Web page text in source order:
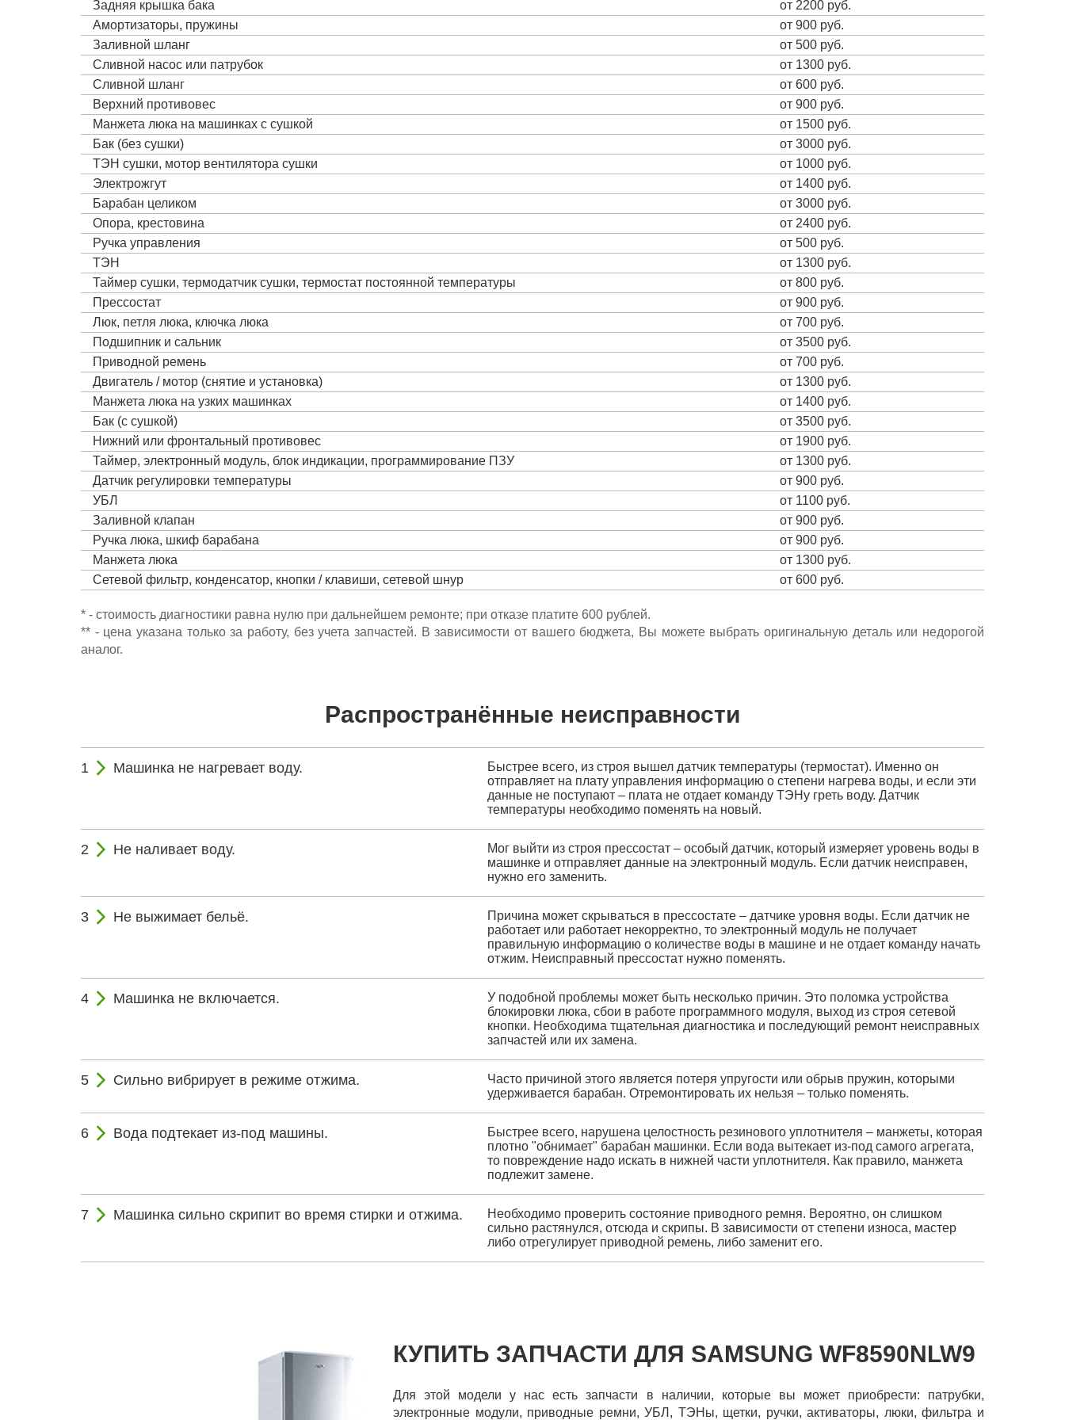
Задняя крышка бака
от 2200 руб.
Амортизаторы, пружины
от 900 руб.
Заливной шланг
от 500 руб.
Сливной насос или патрубок
от 1300 руб.
Сливной шланг
от 600 руб.
Верхний противовес
от 900 руб.
Манжета люка на машинках с сушкой
от 1500 руб.
Бак (без сушки)
от 3000 руб.
ТЭН сушки, мотор вентилятора сушки
от 1000 руб.
Электрожгут
от 1400 руб.
Барабан целиком
от 3000 руб.
Опора, крестовина
от 2400 руб.
Ручка управления
от 500 руб.
ТЭН
от 1300 руб.
Таймер сушки, термодатчик сушки, термостат постоянной температуры
от 800 руб.
Прессостат
от 900 руб.
Люк, петля люка, ключка люка
от 700 руб.
Подшипник и сальник
от 3500 руб.
Приводной ремень
от 700 руб.
Двигатель / мотор (снятие и установка)
от 1300 руб.
Манжета люка на узких машинках
от 1400 руб.
Бак (с сушкой)
от 3500 руб.
Нижний или фронтальный противовес
от 1900 руб.
Таймер, электронный модуль, блок индикации, программирование ПЗУ
от 1300 руб.
Датчик регулировки температуры
от 900 руб.
УБЛ
от 1100 руб.
Заливной клапан
от 900 руб.
Ручка люка, шкиф барабана
от 900 руб.
Манжета люка
от 1300 руб.
Сетевой фильтр, конденсатор, кнопки / клавиши, сетевой шнур
от 600 руб.
* - стоимость диагностики равна нулю при дальнейшем ремонте; при отказе платите 600 рублей.
** - цена указана только за работу, без учета запчастей. В зависимости от вашего бюджета, Вы можете выбрать оригинальную деталь или недорогой
аналог.
Распространённые неисправности
Машинка не нагревает воду.
Быстрее всего, из строя вышел датчик температуры (термостат). Именно он
отправляет на плату управления информацию о степени нагрева воды, и если эти
данные не поступают – плата не отдает команду ТЭНу греть воду. Датчик
температуры необходимо поменять на новый.
Не наливает воду.
Мог выйти из строя прессостат – особый датчик, который измеряет уровень воды в
машинке и отправляет данные на электронный модуль. Если датчик неисправен,
нужно его заменить.
Не выжимает бельё.
Причина может скрываться в прессостате – датчике уровня воды. Если датчик не
работает или работает некорректно, то электронный модуль не получает
правильную информацию о количестве воды в машине и не отдает команду начать
отжим. Неисправный прессостат нужно поменять.
Машинка не включается.
У подобной проблемы может быть несколько причин. Это поломка устройства
блокировки люка, сбои в работе программного модуля, выход из строя сетевой
кнопки. Необходима тщательная диагностика и последующий ремонт неисправных
запчастей или их замена.
Сильно вибрирует в режиме отжима.
Часто причиной этого является потеря упругости или обрыв пружин, которыми
удерживается барабан. Отремонтировать их нельзя – только поменять.
Вода подтекает из-под машины.
Быстрее всего, нарушена целостность резинового уплотнителя – манжеты, которая
плотно "обнимает" барабан машинки. Если вода вытекает из-под самого агрегата,
то повреждение надо искать в нижней части уплотнителя. Как правило, манжета
подлежит замене.
Машинка сильно скрипит во время стирки и отжима.
Необходимо проверить состояние приводного ремня. Вероятно, он слишком
сильно растянулся, отсюда и скрипы. В зависимости от степени износа, мастер
либо отрегулирует приводной ремень, либо заменит его.
КУПИТЬ ЗАПЧАСТИ ДЛЯ SAMSUNG WF8590NLW9
Для этой модели у нас есть запчасти в наличии, которые вы может приобрести: патрубки,
электронные модули, приводные ремни, УБЛ, ТЭНы, щетки, ручки, активаторы, люки, фильтра и